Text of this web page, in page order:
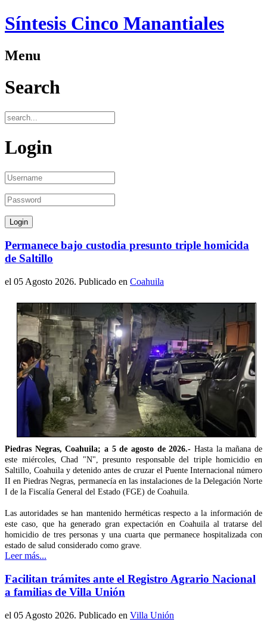
Síntesis Cinco Manantiales
Menu
Search
Login
Permanece bajo custodia presunto triple homicida
de Saltillo
el 05 Agosto 2026. Publicado en Coahuila
Piedras Negras, Coahuila; a 5 de agosto de 2026.- Hasta la mañana de
este miércoles, Chad "N", presunto responsable del triple homicidio en
Saltillo, Coahuila y detenido antes de cruzar el Puente Internacional número
II en Piedras Negras, permanecía en las instalaciones de la Delegación Norte
I de la Fiscalía General del Estado (FGE) de Coahuila.
Las autoridades se han mantenido herméticas respecto a la información de
este caso, que ha generado gran expectación en Coahuila al tratarse del
homicidio de tres personas y una cuarta que permanece hospitalizada con
estado de salud considerado como grave.
Leer más...
Facilitan trámites ante el Registro Agrario Nacional
a familias de Villa Unión
el 05 Agosto 2026. Publicado en Villa Unión